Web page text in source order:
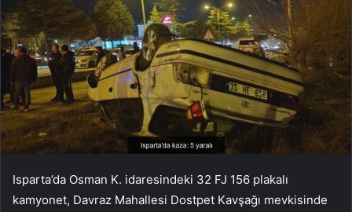
Isparta’da Osman K. idaresindeki 32 FJ 156 plakalı
kamyonet, Davraz Mahallesi Dostpet Kavşağı mevkisinde